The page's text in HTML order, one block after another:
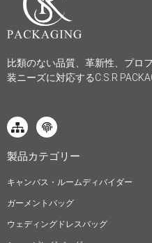
比類のない品質、革新性、プロ
装ニーズに対応するC.S.R
製品カテゴリー
キャンバス・ルームディバイダー
ガーメントバッグ
ウェディングドレスバッグ